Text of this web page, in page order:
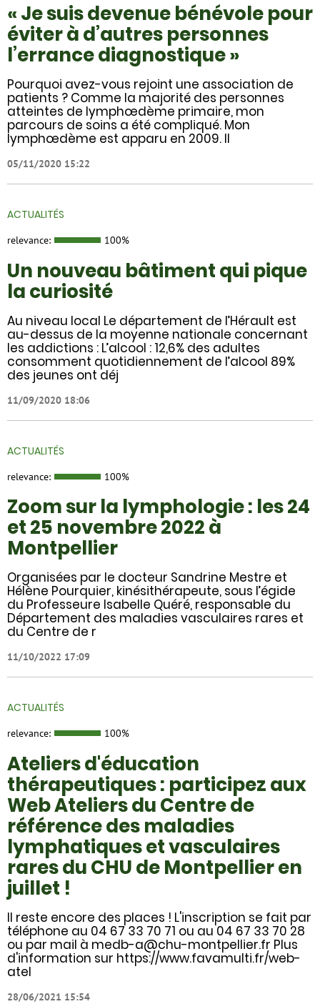
« Je suis devenue bénévole pour
éviter à d’autres personnes
l’errance diagnostique »
Pourquoi avez-vous rejoint une association de
patients ? Comme la majorité des personnes
atteintes de lymphœdème primaire, mon
parcours de soins a été compliqué. Mon
lymphœdème est apparu en 2009. Il
05/11/2020 15:22
ACTUALITÉS
relevance: 100%
Un nouveau bâtiment qui pique
la curiosité
Au niveau local Le département de l’Hérault est
au-dessus de la moyenne nationale concernant
les addictions : L’alcool : 12,6% des adultes
consomment quotidiennement de l’alcool 89%
des jeunes ont déj
11/09/2020 18:06
ACTUALITÉS
relevance: 100%
Zoom sur la lymphologie : les 24
et 25 novembre 2022 à
Montpellier
Organisées par le docteur Sandrine Mestre et
Hélène Pourquier, kinésithérapeute, sous l’égide
du Professeure Isabelle Quéré, responsable du
Département des maladies vasculaires rares et
du Centre de r
11/10/2022 17:09
ACTUALITÉS
relevance: 100%
Ateliers d'éducation
thérapeutiques : participez aux
Web Ateliers du Centre de
référence des maladies
lymphatiques et vasculaires
rares du CHU de Montpellier en
juillet !
Il reste encore des places ! L'inscription se fait par
téléphone au 04 67 33 70 71 ou au 04 67 33 70 28
ou par mail à medb-a@chu-montpellier.fr Plus
d'information sur https://www.favamulti.fr/web-
atel
28/06/2021 15:54